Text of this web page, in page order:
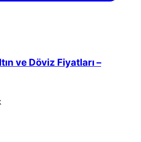
ve Döviz Fiyatları –